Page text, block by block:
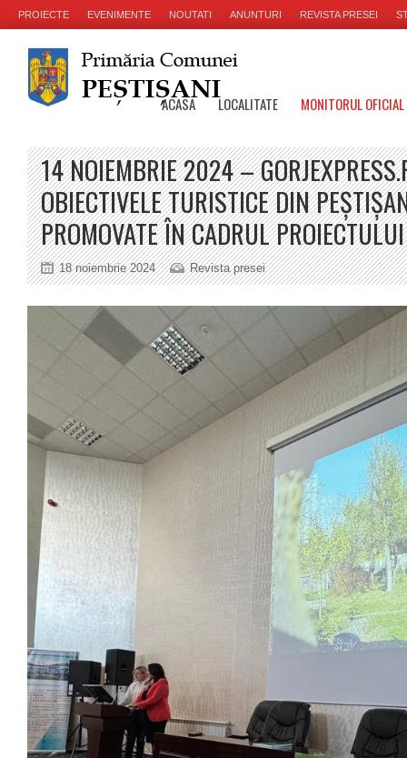
PROIECTE EVENIMENTE NOUTATI ANUNTURI REVISTA PRESEI
ACASA LOCALITATE MONITORUL
14 NOIEMBRIE 2024 –
OBIECTIVELE TURISTICE DIN
PROMOVATE ÎN CADRUL
18 noiembrie 2024 Revista presei